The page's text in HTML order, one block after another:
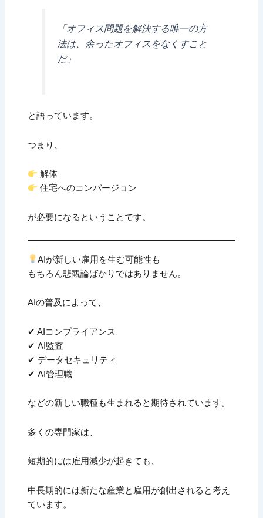
「オフィス問題を解決する唯一の方
法は、余ったオフィスをなくすこと
だ」
と語っています。
つまり、
解体
住宅へのコンバージョン
が必要になるということです。
AIが新しい雇用を生む可能性も
もちろん悲観論ばかりではありません。
AIの普及によって、
✔ AIコンプライアンス
✔ AI監査
✔ データセキュリティ
✔ AI管理職
などの新しい職種も生まれると期待されています。
多くの専門家は、
短期的には雇用減少が起きても、
中長期的には新たな産業と雇用が創出されると考え
ています。